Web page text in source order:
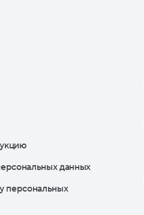
данных
персональных